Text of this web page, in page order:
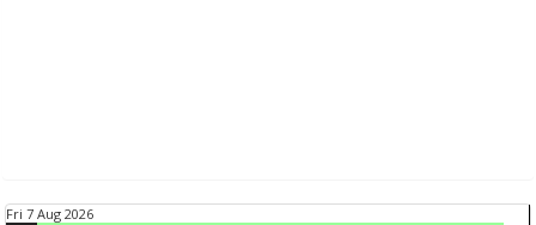
Fri 7 Aug 2026